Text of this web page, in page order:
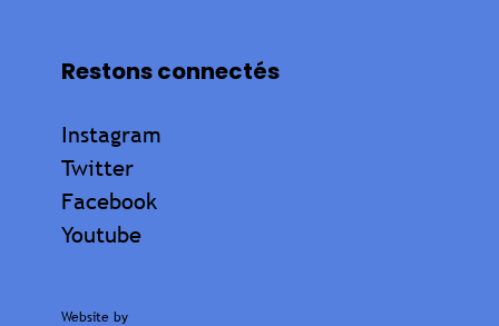
Restons connectés
Instagram
Twitter
Facebook
Youtube
Website by